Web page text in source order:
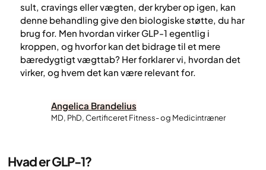
sult, cravings eller vægten, der kryber op igen, kan
denne behandling give den biologiske støtte, du har
brug for. Men hvordan virker GLP-1 egentlig i
kroppen, og hvorfor kan det bidrage til et mere
bæredygtigt vægttab? Her forklarer vi, hvordan det
virker, og hvem det kan være relevant for.
Angelica Brandelius
MD, PhD, Certificeret Fitness- og Medicintræner
Hvad er GLP-1?